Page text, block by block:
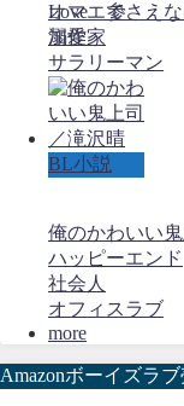
Love 参
加作家
オマエでさえ
溺愛
サラリーマン
BL小説
俺のかわいい
ハッピーエンド
社会人
オフィスラブ
more
Amazonボーイズラ